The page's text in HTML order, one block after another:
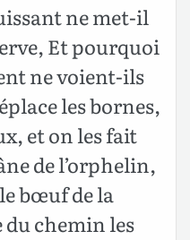
ne met-il
Et pourquoi
ne voient-ils
les bornes,
et on les fait
de l’orphelin,
bœuf de la
du chemin les